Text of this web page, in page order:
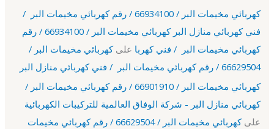
كهربائي مخيمات البر / 66934100 / رقم كهربائي مخيمات البر /
فني كهربائي منازل البر كهربائي مخيمات البر / 66934100 / رقم
كهربائي مخيمات البر / فني كهربا علىكهربائي مخيمات البر /
66629504 / رقم كهربائي مخيمات البر / فني كهربائي منازل البر
كهربائي مخيمات البر / 66901910 / رقم كهربائي مخيمات البر /
كهربائي منازل البر - شركة الوفاق العالمية للتركيبات الكهربائية
على
كهربائي مخيمات البر / 66629504 / رقم كهربائي مخيمات